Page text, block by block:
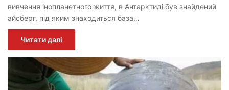
вивчення інопланетного життя, в Антарктиді був знайдений
айсберг, під яким знаходиться база…
Читати далі